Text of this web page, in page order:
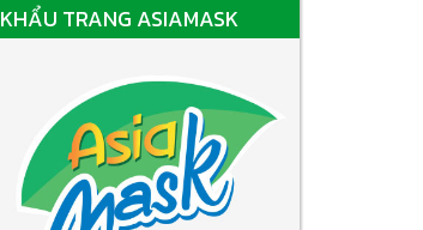
KHẨU TRANG ASIAMASK